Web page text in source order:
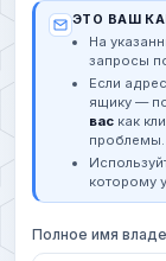
ЭТО ВАШ
На
запросы
Если адрес
ящику —
вас как
проблемы.
которому
Полное имя